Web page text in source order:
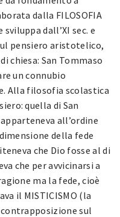
dalla FILOSOFIA
sviluppa dall’XI sec. e
pensiero aristotelico,
chiesa: San Tommaso
un connubio
Alla filosofia scolastica
quella di San
all’ordine
della fede
che Dio fosse al di
che per avvicinarsi a
ma la fede, cioè
il MISTICISMO (la
sul